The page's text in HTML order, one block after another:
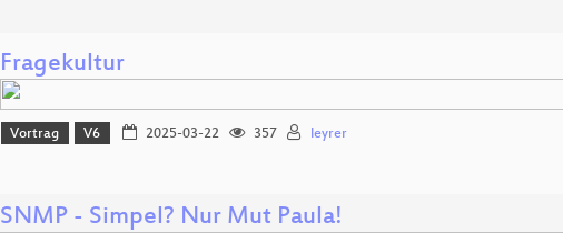
Fragekultur
Vortrag V6 2025-03-22 357 leyrer
SNMP - Simpel? Nur Mut Paula!